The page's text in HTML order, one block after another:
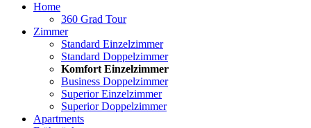
Home
360 Grad Tour
Zimmer
Standard Einzelzimmer
Standard Doppelzimmer
Komfort Einzelzimmer
Business Doppelzimmer
Superior Einzelzimmer
Superior Doppelzimmer
Apartments